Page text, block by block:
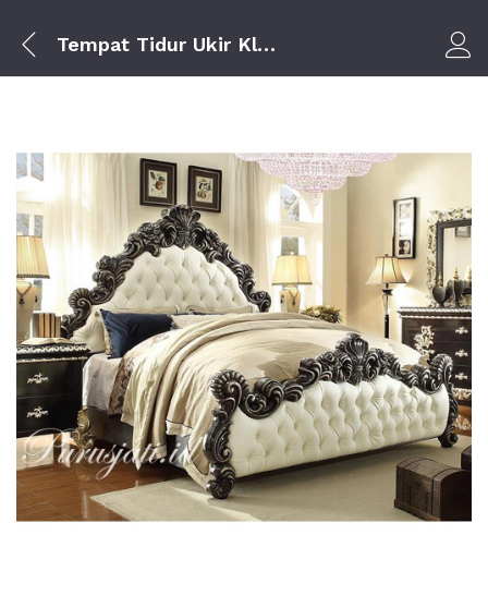
Tempat Tidur Ukir Klasik Jepara